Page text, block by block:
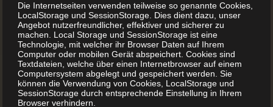
Jetzt ist die Zeit für das nächste Projekt gekommen. Wer
ein eigenes Kochbuch realisiert hat, den sollte auch ein
Backbuch vor keine unüberwindlichen Hürden stellen. Das
gilt umgekehrt natürlich ebenso.
Gibt es Unterschiede zwischen Kochbuch und
Die Internetseiten verwenden teilweise so genannte Cookies,
LocalStorage und SessionStorage. Dies dient dazu, unser
Angebot nutzerfreundlicher, effektiver und sicherer zu
machen. Local Storage und SessionStorage ist eine
Technologie, mit welcher ihr Browser Daten auf Ihrem
Computer oder mobilen Gerät abspeichert. Cookies sind
Textdateien, welche über einen Internetbrowser auf einem
Computersystem abgelegt und gespeichert werden. Sie
können die Verwendung von Cookies, LocalStorage und
SessionStorage durch entsprechende Einstellung in Ihrem
Browser verhindern.